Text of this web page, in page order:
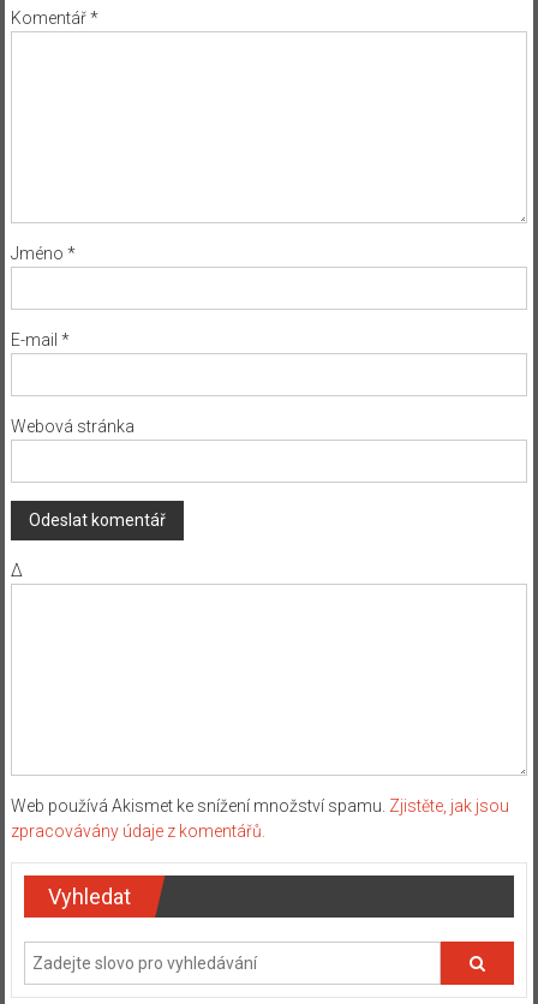
Komentář*
Jméno *
E-mail *
Webová stránka
Δ
Web používá Akismet ke snížení množství spamu. Zjistěte, jak jsou
zpracovávány údaje z komentářů.
Vyhledat